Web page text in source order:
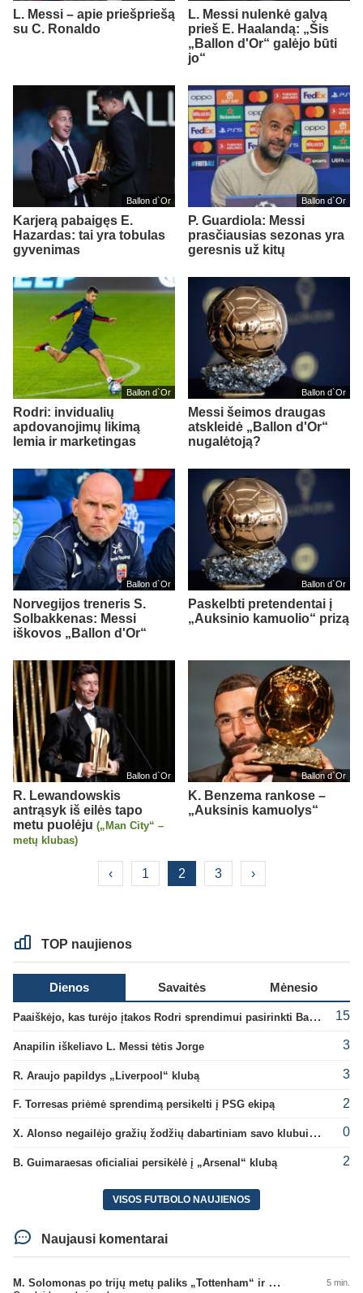
L. Messi – apie priešpriešą
su C. Ronaldo
L. Messi nulenkė galvą
prieš E. Haalandą: „Šis
„Ballon d'Or“ galėjo būti
jo“
Ballon d`Or
Karjerą pabaigęs E.
Hazardas: tai yra tobulas
gyvenimas
Ballon d`Or
P. Guardiola: Messi
prasčiausias sezonas yra
geresnis už kitų
Ballon d`Or
Rodri: invidualių
apdovanojimų likimą
lemia ir marketingas
Ballon d`Or
Messi šeimos draugas
atskleidė „Ballon d'Or“
nugalėtoją?
Ballon d`Or
Norvegijos treneris S.
Solbakkenas: Messi
iškovos „Ballon d'Or“
Ballon d`Or
Paskelbti pretendentai į
„Auksinio kamuolio“ prizą
Ballon d`Or
R. Lewandowskis
antrąsyk iš eilės tapo
metu puolėju („Man City“ –
metų klubas)
Ballon d`Or
K. Benzema rankose –
„Auksinis kamuolys“
‹ 1 2 3 ›
TOP naujienos
Dienos Savaitės Mėnesio
Paaiškėjo, kas turėjo įtakos Rodri sprendimui pasirinkti Barselonos pusę 15
Anapilin iškeliavo L. Messi tėtis Jorge 3
R. Araujo papildys „Liverpool“ klubą 3
F. Torresas priėmė sprendimą persikelti į PSG ekipą 2
X. Alonso negailėjo gražių žodžių dabartiniam savo klubui „Chelsea“ 0
B. Guimaraesas oficialiai persikėlė į „Arsenal“ klubą 2
VISOS FUTBOLO NAUJIENOS
Naujausi komentarai
M. Solomonas po trijų metų paliks „Tottenham“ ir papildys „West Ham“ klubą 5 min.